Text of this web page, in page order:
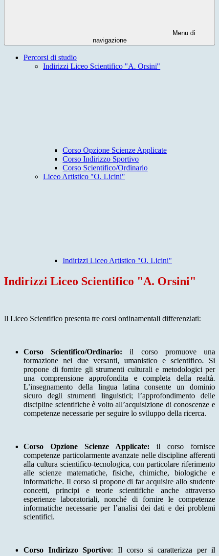
Menu di
navigazione
Percorsi di studio
Indirizzi Liceo Scientifico "A. Orsini"
Corso Opzione Scienze Applicate
Corso Indirizzo Sportivo
Corso Scientifico/Ordinario
Liceo Artistico "O. Licini"
Indirizzi Liceo Artistico "O. Licini"
Indirizzi Liceo Scientifico "A. Orsini"
Il Liceo Scientifico presenta tre corsi ordinamentali differenziati:
Corso Scientifico/Ordinario: il corso promuove una
formazione nei due versanti, umanistico e scientifico. Si
propone di fornire gli strumenti culturali e metodologici per
una comprensione approfondita e completa della realtà.
L’insegnamento della lingua latina consente un dominio
sicuro degli strumenti linguistici; l’approfondimento delle
discipline scientifiche è volto all’acquisizione di conoscenze e
competenze necessarie per seguire lo sviluppo della ricerca.
Corso Opzione Scienze Applicate: il corso fornisce
competenze particolarmente avanzate nelle discipline afferenti
alla cultura scientifico-tecnologica, con particolare riferimento
alle scienze matematiche, fisiche, chimiche, biologiche e
informatiche. Il corso si propone di far acquisire allo studente
concetti, principi e teorie scientifiche anche attraverso
esperienze laboratoriali, nonché di fornire le competenze
informatiche necessarie per l’analisi dei dati e dei problemi
scientifici.
Corso Indirizzo Sportivo: Il corso si caratterizza per il